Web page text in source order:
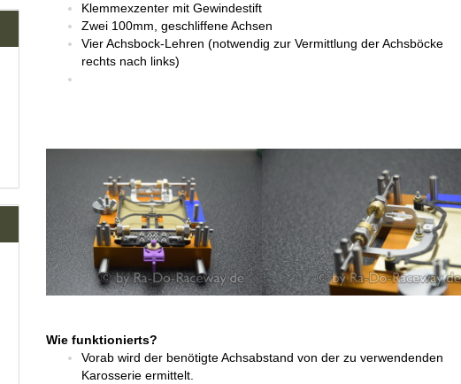
Klemmexzenter mit Gewindestift
Zwei 100mm, geschliffene Achsen
Vier Achsbock-Lehren (notwendig zur Vermittlung der Achsböcke
rechts nach links)
Wie funktionierts?
Vorab wird der benötigte Achsabstand von der zu verwendenden
Karosserie ermittelt.